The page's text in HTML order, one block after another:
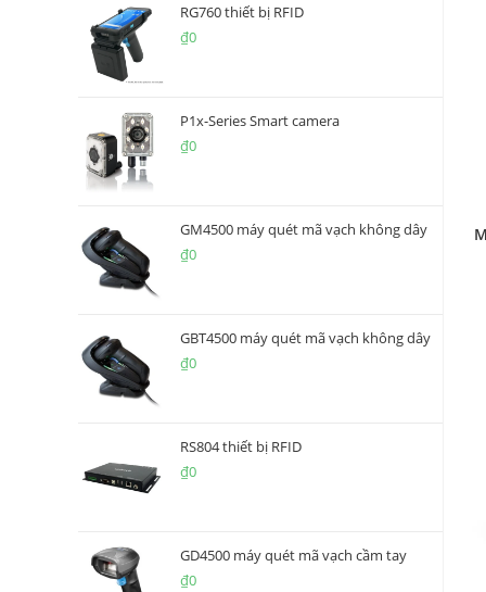
RG760 thiết bị RFID
₫0
P1x-Series Smart camera
₫0
GM4500 máy quét mã vạch không dây
₫0
GBT4500 máy quét mã vạch không dây
₫0
RS804 thiết bị RFID
₫0
GD4500 máy quét mã vạch cầm tay
₫0